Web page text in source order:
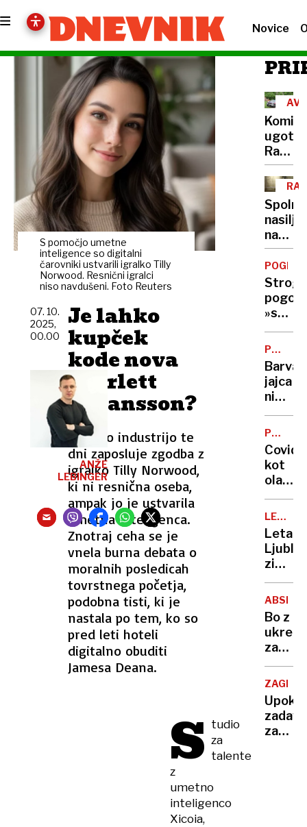
Novice
S pomočjo umetne
inteligence so digitalni
čarovniki ustvarili igralko Tilly
Norwood. Resnični igralci
niso navdušeni. Foto Reuters
Je lahko
kupček
kode nova
Scarlett
Johansson?
Filmsko industrijo te
dni zaposluje zgodba z
igralko Tilly Norwood,
ki ni resnična oseba,
ampak jo je ustvarila
umetna inteligenca.
Znotraj ceha se je
vnela burna debata o
moralnih posledicah
tovrstnega početja,
podobna tisti, ki je
nastala po tem, ko so
pred leti hoteli
digitalno obuditi
Jamesa Deana.
07. 10.
2025,
00.00
ANŽE
LEBINGER
S tudio
za
talente
z
umetno
inteligenco
Xicoia,
Racija
na
je
bila
Spolno
nasilje
nad
otroki:
Vse
več
zlorab
v
jih je
Strogi
pogoji,
zakon?
Vse,
kar
vedeti
o
o
KOTIČEK
Barva
jajca
ni
glede
šteje
samo
ena
stvar
(in
to ni
lupina)
ZLORAB
Covid
kot
pri
zlorab
otrok
zimski
vozni
red
in tri
nove
Bo z
ukrepi
za
še
več
ZAGREB
zadavil
zaradi